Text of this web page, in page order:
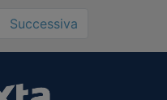
Successiva